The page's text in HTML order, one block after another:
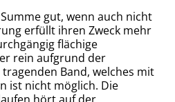
gut, wenn auch nicht
erfüllt ihren Zweck mehr
flächige
rein aufgrund der
Band, welches mit
ist nicht möglich. Die